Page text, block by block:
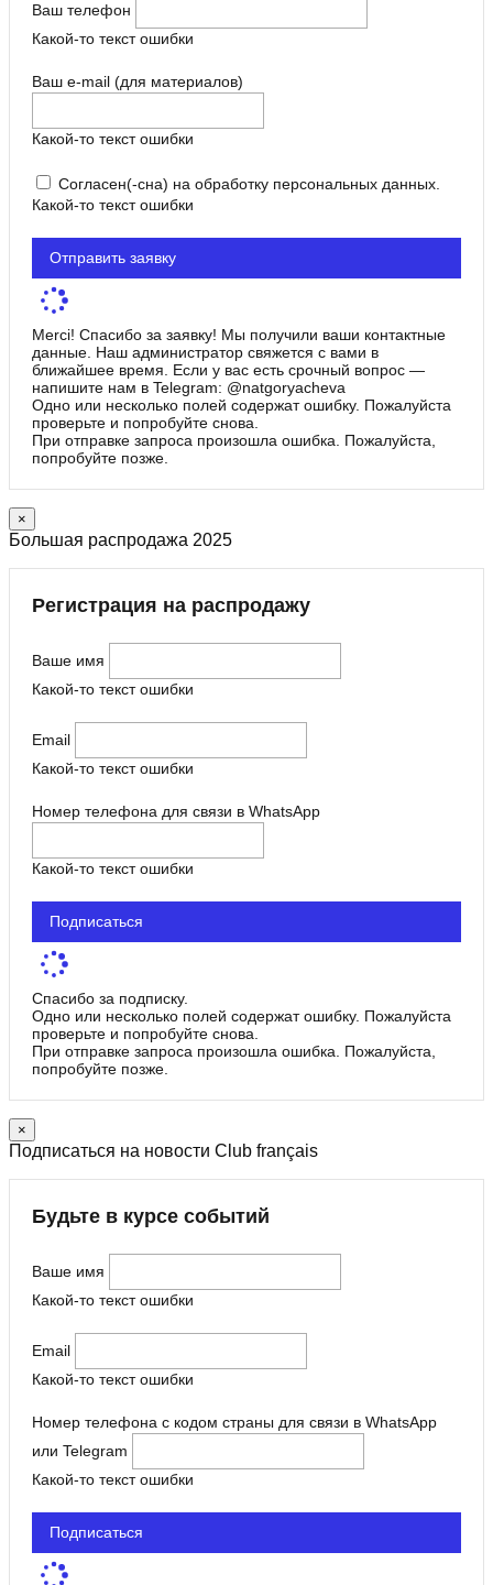
Ваш телефон
Какой-то текст ошибки
Ваш e-mail (для материалов)
Какой-то текст ошибки
Согласен(-сна) на обработку персональных данных.
Какой-то текст ошибки
Отправить заявку
Merci! Спасибо за заявку! Мы получили ваши контактные
данные. Наш администратор свяжется с вами в
ближайшее время. Если у вас есть срочный вопрос —
напишите нам в Telegram: @natgoryacheva
Одно или несколько полей содержат ошибку. Пожалуйста
проверьте и попробуйте снова.
При отправке запроса произошла ошибка. Пожалуйста,
попробуйте позже.
×
Большая распродажа 2025
Регистрация на распродажу
Ваше имя
Какой-то текст ошибки
Email
Какой-то текст ошибки
Номер телефона для связи в WhatsApp
Какой-то текст ошибки
Подписаться
Спасибо за подписку.
Одно или несколько полей содержат ошибку. Пожалуйста
проверьте и попробуйте снова.
При отправке запроса произошла ошибка. Пожалуйста,
попробуйте позже.
×
Подписаться на новости Club français
Будьте в курсе событий
Ваше имя
Какой-то текст ошибки
Email
Какой-то текст ошибки
Номер телефона с кодом страны для связи в WhatsApp
или Telegram
Какой-то текст ошибки
Подписаться